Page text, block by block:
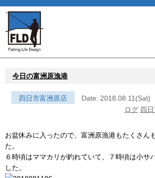
今日の富洲原漁港
四日市富洲原店 Date: 2018.08.11(Sat)
ログ 四
お盆休みに入ったので、富洲原漁港もたくさん
た。
６時頃はママカリが釣れていて、７時頃は小サ
した。